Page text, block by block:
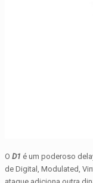
O D1 é um poderoso
de Digital, Modulated,